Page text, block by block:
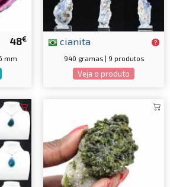
48€
mm
cianita
940 gramas | 9 produtos
Veja o produto